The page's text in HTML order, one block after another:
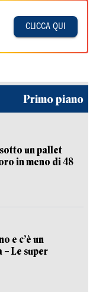
CLICCA QUI
Primo piano
un pallet
in meno di 48
e c’è un
– Le super